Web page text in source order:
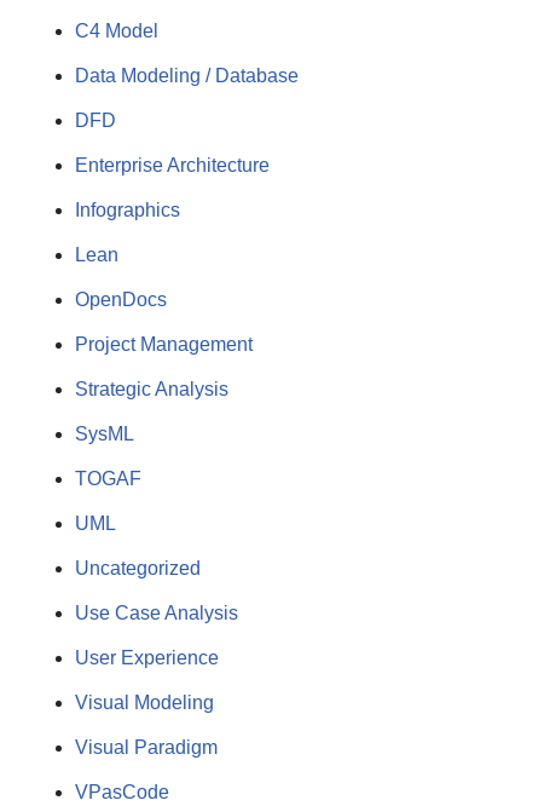
C4 Model
Data Modeling / Database
DFD
Enterprise Architecture
Infographics
Lean
OpenDocs
Project Management
Strategic Analysis
SysML
TOGAF
UML
Uncategorized
Use Case Analysis
User Experience
Visual Modeling
Visual Paradigm
VPasCode